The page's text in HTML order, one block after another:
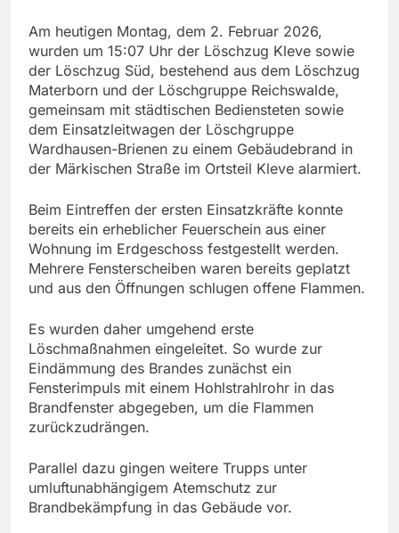
Am heutigen Montag, dem 2. Februar 2026,
wurden um 15:07 Uhr der Löschzug Kleve sowie
der Löschzug Süd, bestehend aus dem Löschzug
Materborn und der Löschgruppe Reichswalde,
gemeinsam mit städtischen Bediensteten sowie
dem Einsatzleitwagen der Löschgruppe
Wardhausen-Brienen zu einem Gebäudebrand in
der Märkischen Straße im Ortsteil Kleve alarmiert.
Beim Eintreffen der ersten Einsatzkräfte konnte
bereits ein erheblicher Feuerschein aus einer
Wohnung im Erdgeschoss festgestellt werden.
Mehrere Fensterscheiben waren bereits geplatzt
und aus den Öffnungen schlugen offene Flammen.
Es wurden daher umgehend erste
Löschmaßnahmen eingeleitet. So wurde zur
Eindämmung des Brandes zunächst ein
Fensterimpuls mit einem Hohlstrahlrohr in das
Brandfenster abgegeben, um die Flammen
zurückzudrängen.
Parallel dazu gingen weitere Trupps unter
umluftunabhängigem Atemschutz zur
Brandbekämpfung in das Gebäude vor.